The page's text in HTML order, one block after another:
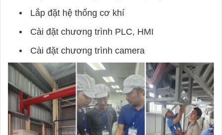
Lắp đặt hệ thống cơ khí
Cài đặt chương trình PLC, HMI
Cài đặt chương trình camera